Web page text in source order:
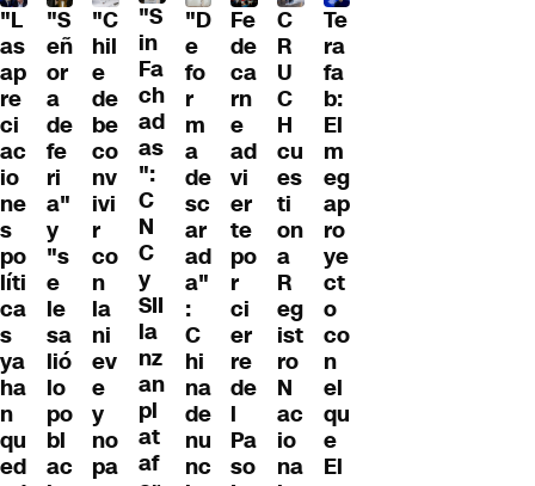
"L
as
ap
re
ci
ac
io
ne
s
po
líti
ca
s
ya
ha
n
qu
ed
"S
eñ
or
a
de
fe
ri
a"
y
"s
e
le
sa
lió
lo
po
bl
ac
"C
hil
e
de
be
co
nv
ivi
r
co
n
la
ni
ev
e
y
no
pa
"S
in
Fa
ch
ad
as
":
C
N
C
y
SII
la
nz
an
pl
at
af
"D
e
fo
r
m
a
de
sc
ar
ad
a"
:
C
hi
na
de
nu
nc
Fe
de
ca
rn
e
ad
vi
er
te
po
r
ci
er
re
de
l
Pa
so
C
R
U
C
H
cu
es
ti
on
a
R
eg
ist
ro
N
ac
io
na
Te
ra
fa
b:
El
m
eg
ap
ro
ye
ct
o
co
n
el
qu
e
El